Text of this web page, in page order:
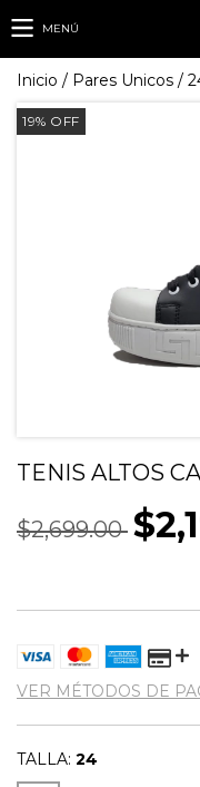
MENÚ
Inicio / Pares Unicos /
19% OFF
TENIS ALTOS
$2,699.00
VER MÉTODOS DE
TALLA: 24